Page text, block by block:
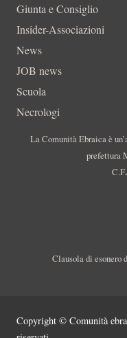
Giunta e Consiglio
Insider-Associazioni
News
JOB news
Scuola
Necrologi
La Comunità Ebraica è
prefettura
Clausola di esonero
Copyright © Comunità